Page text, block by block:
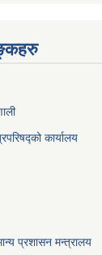
कार्यालय
प्रशासन मन्त्रालय